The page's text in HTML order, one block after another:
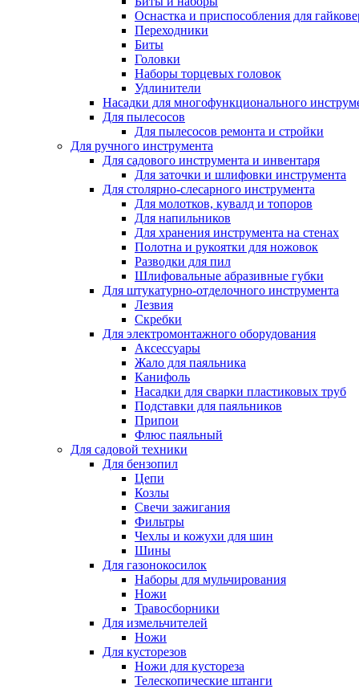
Оснастка и приспособления для
Переходники
Биты
Головки
Наборы торцевых головок
Удлинители
Насадки для многофункционального
Для пылесосов
Для пылесосов ремонта и стройки
Для ручного инструмента
Для садового инструмента и инвентаря
Для заточки и шлифовки инструмента
Для столярно-слесарного инструмента
Для молотков, кувалд и топоров
Для напильников
Для хранения инструмента на стенах
Полотна и рукоятки для ножовок
Разводки для пил
Шлифовальные абразивные губки
Для штукатурно-отделочного инструмента
Лезвия
Скребки
Для электромонтажного оборудования
Аксессуары
Жало для паяльника
Канифоль
Насадки для сварки пластиковых труб
Подставки для паяльников
Припои
Флюс паяльный
Для садовой техники
Для бензопил
Цепи
Козлы
Свечи зажигания
Фильтры
Чехлы и кожухи для шин
Шины
Для газонокосилок
Наборы для мульчирования
Ножи
Травосборники
Для измельчителей
Ножи
Для кусторезов
Ножи для кустореза
Телескопические штанги